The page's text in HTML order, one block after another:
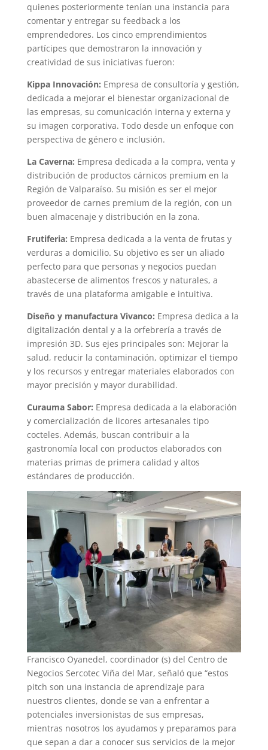
quienes posteriormente tenían una instancia para
comentar y entregar su feedback a los
emprendedores. Los cinco emprendimientos
partícipes que demostraron la innovación y
creatividad de sus iniciativas fueron:
Kippa Innovación: Empresa de consultoría y gestión,
dedicada a mejorar el bienestar organizacional de
las empresas, su comunicación interna y externa y
su imagen corporativa. Todo desde un enfoque con
perspectiva de género e inclusión.
La Caverna: Empresa dedicada a la compra, venta y
distribución de productos cárnicos premium en la
Región de Valparaíso. Su misión es ser el mejor
proveedor de carnes premium de la región, con un
buen almacenaje y distribución en la zona.
Frutiferia: Empresa dedicada a la venta de frutas y
verduras a domicilio. Su objetivo es ser un aliado
perfecto para que personas y negocios puedan
abastecerse de alimentos frescos y naturales, a
través de una plataforma amigable e intuitiva.
Diseño y manufactura Vivanco: Empresa dedica a la
digitalización dental y a la orfebrería a través de
impresión 3D. Sus ejes principales son: Mejorar la
salud, reducir la contaminación, optimizar el tiempo
y los recursos y entregar materiales elaborados con
mayor precisión y mayor durabilidad.
Curauma Sabor: Empresa dedicada a la elaboración
y comercialización de licores artesanales tipo
cocteles. Además, buscan contribuir a la
gastronomía local con productos elaborados con
materias primas de primera calidad y altos
estándares de producción.
Francisco Oyanedel, coordinador (s) del Centro de
Negocios Sercotec Viña del Mar, señaló que “estos
pitch son una instancia de aprendizaje para
nuestros clientes, donde se van a enfrentar a
potenciales inversionistas de sus empresas,
mientras nosotros los ayudamos y preparamos para
que sepan a dar a conocer sus servicios de la mejor